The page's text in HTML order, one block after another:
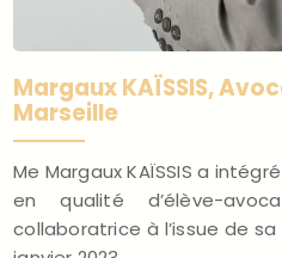
Margaux KAÏSSIS,
Marseille
Me Margaux KAÏSSIS a
en qualité d’élève-
collaboratrice à l’issue de